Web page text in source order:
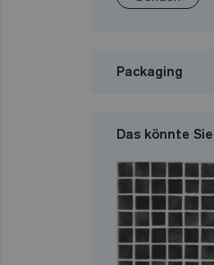
Packaging
Das könnte